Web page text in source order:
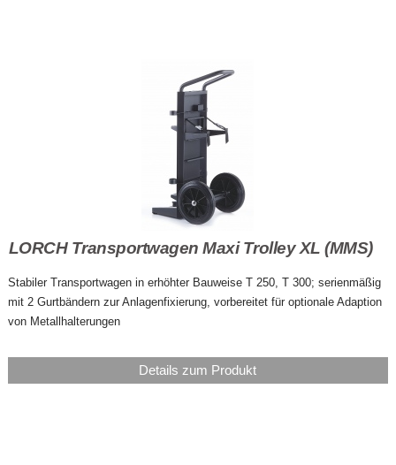
LORCH Transportwagen Maxi Trolley XL (MMS)
Stabiler Transportwagen in erhöhter Bauweise T 250, T 300; serienmäßig
mit 2 Gurtbändern zur Anlagenfixierung, vorbereitet für optionale Adaption
von Metallhalterungen
Details zum Produkt